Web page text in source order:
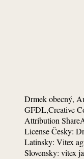
Drmek obecný,
GFDL,Creative
Attribution
License Česky:
Latinsky: Vitex
Slovensky: vitex